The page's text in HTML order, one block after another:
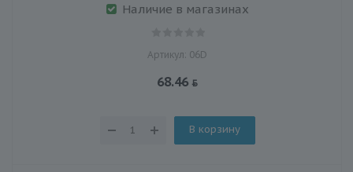
Наличие в магазинах
Артикул: 06D
68.46
В корзину